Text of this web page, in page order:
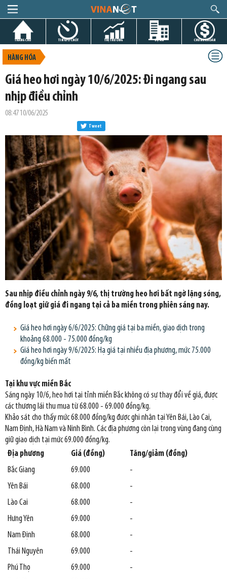
TRANG CHỦ TIN GIỜ CHÓT THỊ TRƯỜNG DỰ ÁN CHỨNG KHOÁN
HÀNG HÓA
Giá heo hơi ngày 10/6/2025: Đi ngang sau
nhịp điều chỉnh
08:47 10/06/2025
Tweet
Sau nhịp điều chỉnh ngày 9/6, thị trường heo hơi bất ngờ lặng sóng,
đồng loạt giữ giá đi ngang tại cả ba miền trong phiên sáng nay.
Giá heo hơi ngày 6/6/2025: Chững giá tại ba miền, giao dịch trong
khoảng 68.000 - 75.000 đồng/kg
Giá heo hơi ngày 9/6/2025: Hạ giá tại nhiều địa phương, mức 75.000
đồng/kg biến mất
Tại khu vực miền Bắc
Sáng ngày 10/6, heo hơi tại tỉnh miền Bắc không có sự thay đổi về giá, được
các thương lái thu mua từ 68.000 - 69.000 đồng/kg.
Khảo sát cho thấy mức 68.000 đồng/kg được ghi nhận tại Yên Bái, Lào Cai,
Nam Định, Hà Nam và Ninh Bình. Các địa phương còn lại trong vùng đang cùng
giữ giao dịch tại mức 69.000 đồng/kg.
Địa phương
Giá (đồng)
Tăng/giảm (đồng)
Bắc Giang
69.000
-
Yên Bái
68.000
-
Lào Cai
68.000
-
Hưng Yên
69.000
-
Nam Định
68.000
-
Thái Nguyên
69.000
-
Phú Thọ
69.000
-